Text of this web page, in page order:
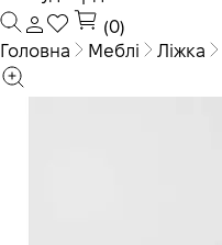
(0)
Головна
Меблі Ліжка